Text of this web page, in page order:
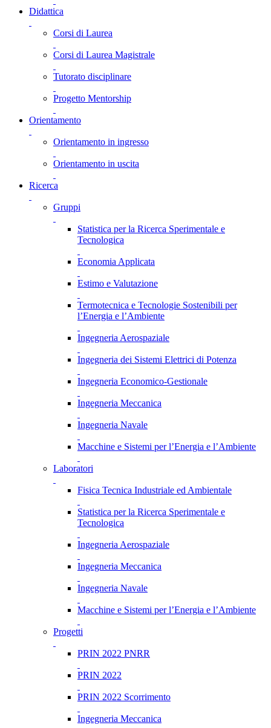
Didattica
Corsi di Laurea
Corsi di Laurea Magistrale
Tutorato disciplinare
Progetto Mentorship
Orientamento
Orientamento in ingresso
Orientamento in uscita
Ricerca
Gruppi
Statistica per la Ricerca Sperimentale e
Tecnologica
Economia Applicata
Estimo e Valutazione
Termotecnica e Tecnologie Sostenibili per
l’Energia e l’Ambiente
Ingegneria Aerospaziale
Ingegneria dei Sistemi Elettrici di Potenza
Ingegneria Economico-Gestionale
Ingegneria Meccanica
Ingegneria Navale
Macchine e Sistemi per l’Energia e l’Ambiente
Laboratori
Fisica Tecnica Industriale ed Ambientale
Statistica per la Ricerca Sperimentale e
Tecnologica
Ingegneria Aerospaziale
Ingegneria Meccanica
Ingegneria Navale
Macchine e Sistemi per l’Energia e l’Ambiente
Progetti
PRIN 2022 PNRR
PRIN 2022
PRIN 2022 Scorrimento
Ingegneria Meccanica